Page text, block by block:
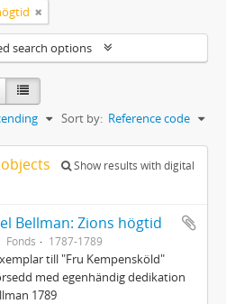
search options
Sort by: Reference code
Show results with digital
Bellman: Zions högtid
Fonds 1787-1789
till "Fru Kempensköld"
med egenhändig dedikation
1789